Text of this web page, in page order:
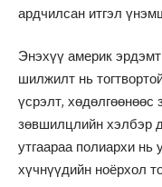
ардчилсан итгэл
Энэхүү америк
шилжилт нь
үсрэлт, хөдөлгөөнөөс
зөвшилцлийн хэлбэр
утгаараа полиархи нь
хүчнүүдийн ноёрхол